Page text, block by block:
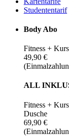
Studententarif
Body Abo
Fitness +
49,90 €
ALL
Fitness +
Dusche
69,90 €